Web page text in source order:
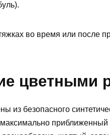
во время или после
цветными
из безопасного
приближенный